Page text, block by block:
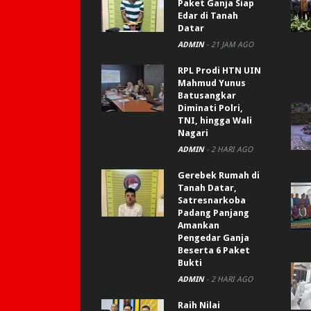
Paket Ganja Siap
Edar di Tanah
Datar
ADMIN - 21 JAM AGO
RPL Prodi HTN UIN
Mahmud Yunus
Batusangkar
Diminati Polri,
TNI, hingga Wali
Nagari
ADMIN - 2 HARI AGO
Gerebek Rumah di
Tanah Datar,
Satresnarkoba
Padang Panjang
Amankan
Pengedar Ganja
Beserta 6 Paket
Bukti
ADMIN - 2 HARI AGO
Raih Nilai